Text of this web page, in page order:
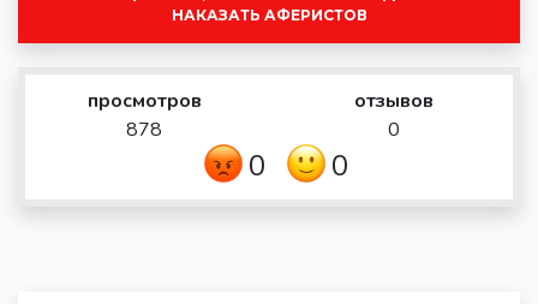
НАКАЗАТЬ АФЕРИСТОВ
просмотров
878
отзывов
0
0 0